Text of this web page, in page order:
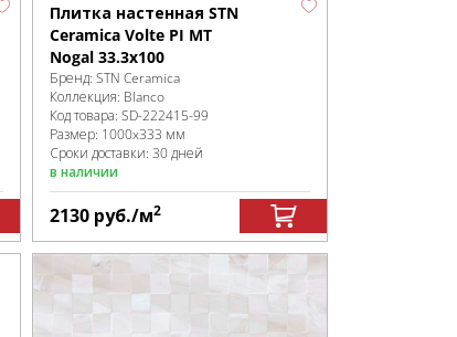
Плитка настенная STN
Ceramica Volte PI MT
Nogal 33.3x100
Бренд: STN Ceramica
Коллекция: Blanco
Код товара: SD-222415-99
Размер: 1000x333 мм
Сроки доставки: 30 дней
в наличии
2130 руб./м2